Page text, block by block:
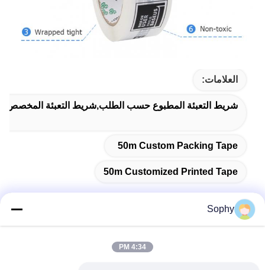
العلامات:
شريط التعبئة المطبوع حسب الطلب,شريط التعبئة المخصص 50 متر,شريط طابع مخصص 50 متر
50m Custom Packing Tape
50m Customized Printed Tape
Sophy
4:34 PM